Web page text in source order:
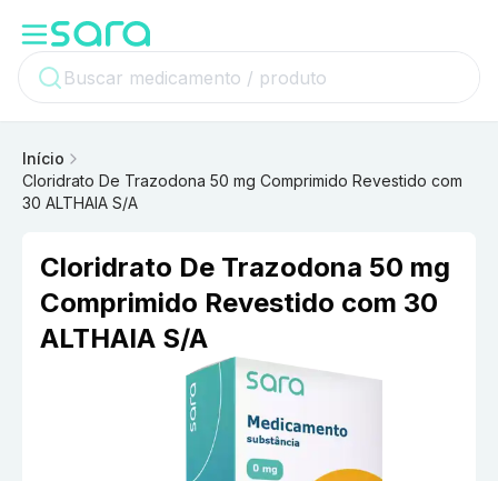
Início
Cloridrato De Trazodona 50 mg Comprimido Revestido com
30 ALTHAIA S/A
Cloridrato De Trazodona 50 mg
Comprimido Revestido com 30
ALTHAIA S/A